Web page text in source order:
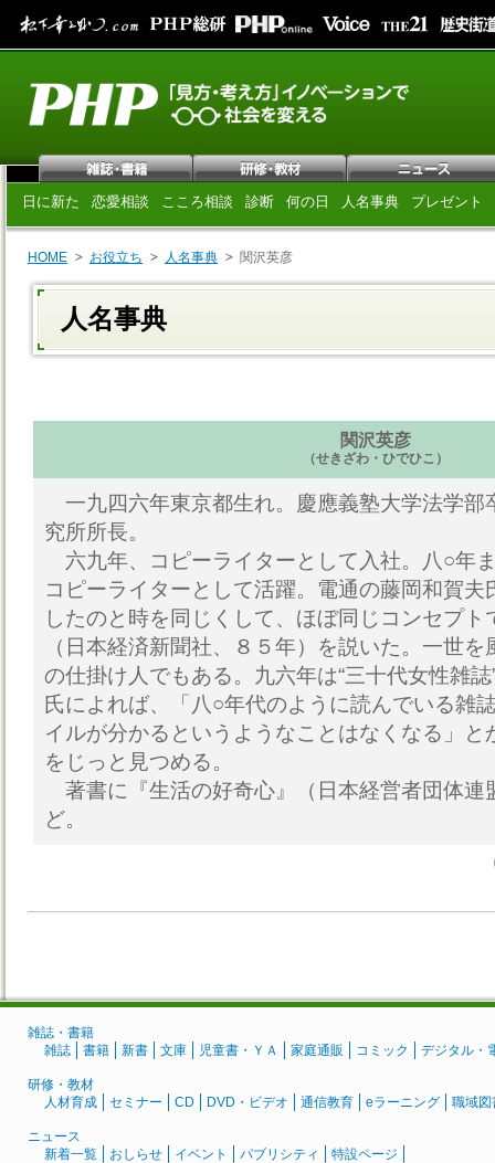
日に新た 恋愛相談 こころ相談 診断 何の日 人名事典 プレゼント
HOME お役立ち 人名事典 関沢英彦
人名事典
関沢英彦
（せきざわ・ひでひこ）
一九四六年東京都生れ。慶應義塾大学法学部
究所所長。
六九年、コピーライターとして入社。八○年
コピーライターとして活躍。電通の藤岡和賀夫
したのと時を同じくして、ほぼ同じコンセプ
（日本経済新聞社、８５年）を説いた。一世
の仕掛け人でもある。九六年は“三十代女性雑
氏によれば、「八○年代のように読んでいる雑
イルが分かるというようなことはなくなる」と
をじっと見つめる。
著書に『生活の好奇心』（日本経営者団体連
ど。
雑誌・書籍
雑誌
書籍 新書 文庫 児童書・ＹＡ 家庭通販 コミック デジタル・
研修・教材
人材育成
セミナー CD DVD・ビデオ 通信教育 eラーニング 職域図
ニュース
新着一覧
おしらせ イベント パブリシティ 特設ページ